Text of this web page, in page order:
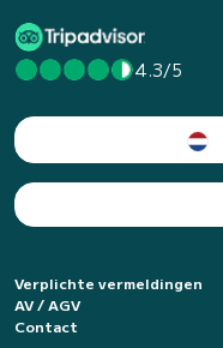
4.3/5
Verplichte vermeldingen
AV / AGV
Contact